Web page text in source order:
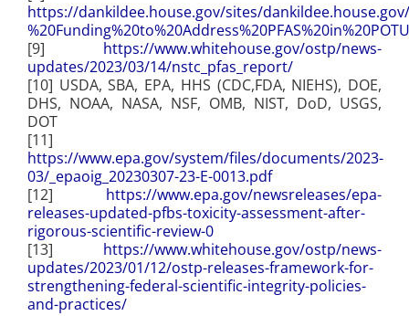
https://dankildee.house.gov/sites/
[9] https://www.whitehouse.gov/ostp/news-
updates/2023/03/14/nstc_pfas_report/
[10] USDA, SBA, EPA, HHS (CDC,FDA, NIEHS), DOE,
DHS, NOAA, NASA, NSF, OMB, NIST, DoD, USGS,
DOT
[11]
https://www.epa.gov/system/files/documents/2023-
03/_epaoig_20230307-23-E-0013.pdf
[12] https://www.epa.gov/newsreleases/epa-
releases-updated-pfbs-toxicity-assessment-after-
rigorous-scientific-review-0
[13] https://www.whitehouse.gov/ostp/news-
updates/2023/01/12/ostp-releases-framework-for-
strengthening-federal-scientific-integrity-policies-
and-practices/